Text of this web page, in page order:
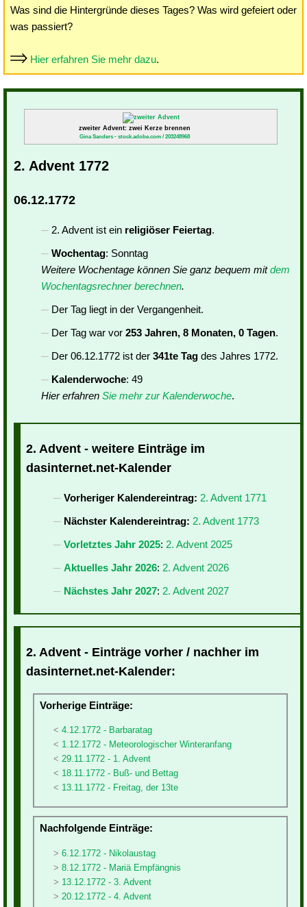
Was sind die Hintergründe dieses Tages? Was wird gefeiert oder
was passiert?
Hier erfahren Sie mehr dazu.
zweiter Advent: zwei Kerze brennen
Gina Sanders - stock.adobe.com / 203248968
2. Advent 1772
06.12.1772
2. Advent ist ein religiöser Feiertag.
Wochentag: Sonntag
Weitere Wochentage können Sie ganz bequem mitdem
Wochentagsrechner berechnen.
Der Tag liegt in der Vergangenheit.
Der Tag war vor 253 Jahren, 8 Monaten, 0 Tagen.
Der 06.12.1772 ist der 341te Tag des Jahres 1772.
Kalenderwoche: 49
Hier erfahren Sie mehr zur Kalenderwoche.
2. Advent - weitere Einträge im
dasinternet.net-Kalender
Vorheriger Kalendereintrag: 2. Advent 1771
Nächster Kalendereintrag: 2. Advent 1773
Vorletztes Jahr 2025: 2. Advent 2025
Aktuelles Jahr 2026: 2. Advent 2026
Nächstes Jahr 2027: 2. Advent 2027
2. Advent - Einträge vorher / nachher im
dasinternet.net-Kalender:
Vorherige Einträge:
4.12.1772 - Barbaratag
1.12.1772 - Meteorologischer Winteranfang
29.11.1772 - 1. Advent
18.11.1772 - Buß- und Bettag
13.11.1772 - Freitag, der 13te
Nachfolgende Einträge:
6.12.1772 - Nikolaustag
8.12.1772 - Mariä Empfängnis
13.12.1772 - 3. Advent
20.12.1772 - 4. Advent